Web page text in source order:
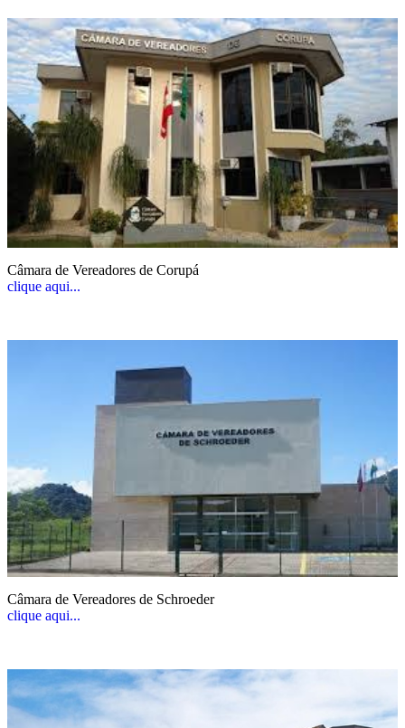
Câmara de Vereadores de Corupá
clique aqui...
Câmara de Vereadores de Schroeder
clique aqui...